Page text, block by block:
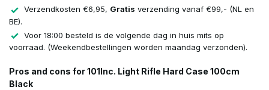
Verzendkosten €6,95, Gratis verzending vanaf €99,- (NL en
BE).
Voor 18:00 besteld is de volgende dag in huis mits op
voorraad. (Weekendbestellingen worden maandag verzonden).
Pros and cons for 101Inc. Light Rifle Hard Case 100cm
Black